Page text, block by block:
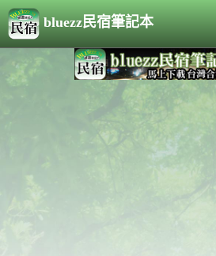
bluezz民宿筆記本